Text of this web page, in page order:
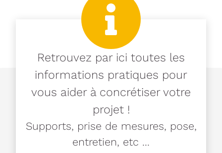
Retrouvez par ici toutes les
informations pratiques pour
vous aider à concrétiser votre
projet !
Supports, prise de mesures, pose,
entretien, etc ...